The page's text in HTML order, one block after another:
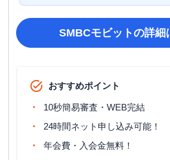
SMBCモビットの詳細
おすすめポイント
10秒簡易審査・WEB完結
24時間ネット申し込み可能！
年会費・入会金無料！